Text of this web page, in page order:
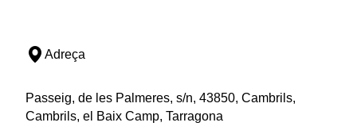
Adreça
Passeig, de les Palmeres, s/n, 43850, Cambrils,
Cambrils, el Baix Camp, Tarragona